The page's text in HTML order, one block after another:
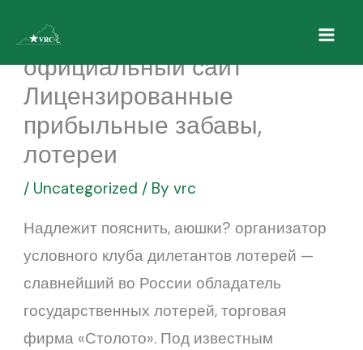
content
Игра авиаклуб
официальный сайт
Лицензированные
прибыльные забавы,
лотереи
/ Uncategorized / Byvrc
Надлежит пояснить, аюшки? организатор
условного клуба дилетантов лотерей —
славнейший во России обладатель
государственных лотерей, торговая
фирма «Столото». Под известным